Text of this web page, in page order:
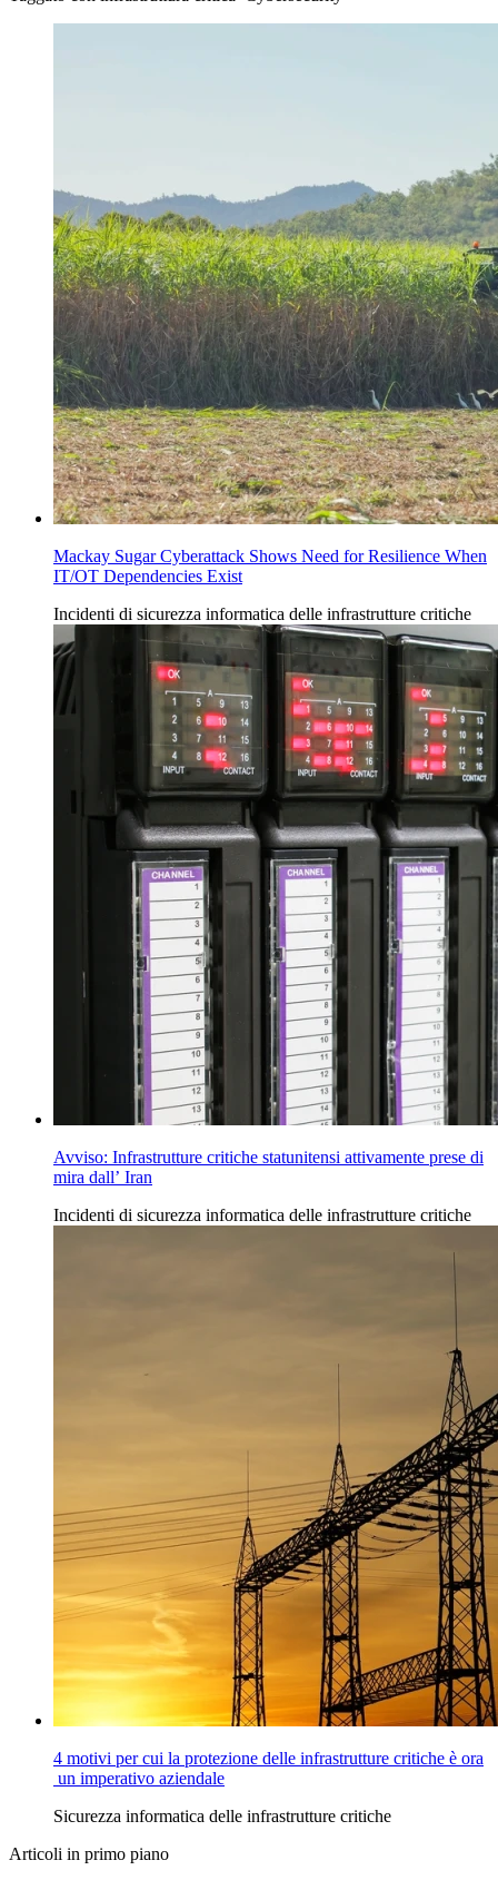
Mackay Sugar Cyberattack Shows Need for Resilience When
IT/OT Dependencies Exist
Incidenti di sicurezza informatica delle infrastrutture critiche
Avviso: Infrastrutture critiche statunitensi attivamente prese di
mira dall’ Iran
Incidenti di sicurezza informatica delle infrastrutture critiche
4 motivi per cui la protezione delle infrastrutture critiche è ora
un imperativo aziendale
Sicurezza informatica delle infrastrutture critiche
Articoli in primo piano